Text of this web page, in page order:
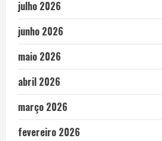
julho 2026
junho 2026
maio 2026
abril 2026
março 2026
fevereiro 2026